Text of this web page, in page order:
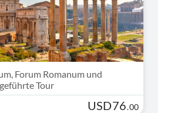
Forum Romanum und
Tour
USD76.00